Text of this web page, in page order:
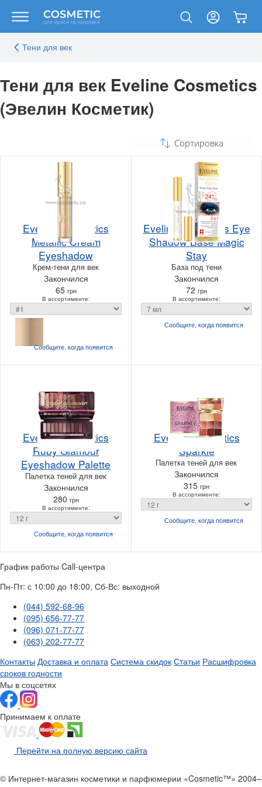
Тени для век
Тени для век Eveline Cosmetics
(Эвелин Косметик)
Сортировка
Eveline Cosmetics
Metallic Cream
Eyeshadow
Крем-тени для век
Закончился
65 грн
В ассортименте:
Сообщите, когдапоявится
Eveline Cosmetics Eye
Shadow Base Magic
Stay
База под тени
Закончился
72 грн
В ассортименте:
Сообщите, когдапоявится
Eveline Cosmetics
Ruby Glamour
Eyeshadow Palette
Палетка теней для век
Закончился
280 грн
В ассортименте:
Сообщите, когдапоявится
Eveline Cosmetics
Sparkle
Палетка теней для век
Закончился
315 грн
В ассортименте:
Сообщите, когдапоявится
График работы Call-центра
Пн-Пт: с 10:00 до 18:00, Сб-Вс: выходной
(044) 592-68-96
(095) 656-77-77
(096) 071-77-77
(063) 202-77-77
Контакты Доставка и оплата Система скидок Статьи Расшифровка
сроков годности
Мы в соцсетях
Принимаем к оплате
Перейти на полную версию сайта
© Интернет-магазин косметики и парфюмерии «Cosmetic™» 2004–